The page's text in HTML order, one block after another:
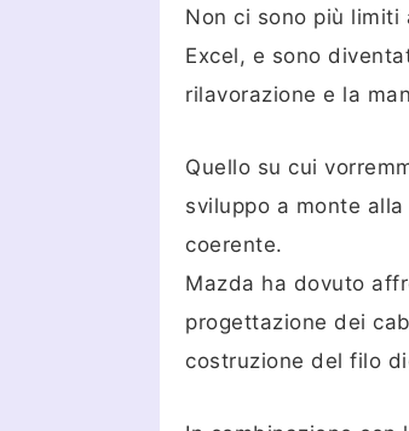
Non ci sono più limiti
Excel, e sono
rilavorazione e la
Quello su cui
sviluppo a monte
coerente.
Mazda ha dovuto
progettazione dei
costruzione del filo